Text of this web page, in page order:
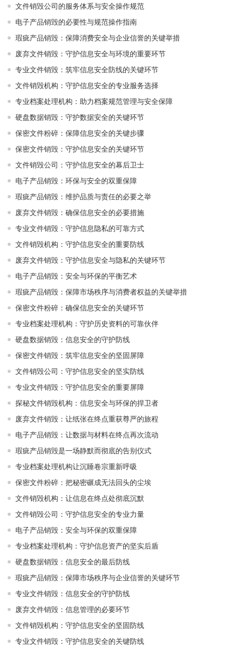
文件销毁公司的服务体系与安全操作规范
电子产品销毁的必要性与规范操作指南
瑕疵产品销毁：保障消费安全与企业信誉的关键举措
废弃文件销毁：守护信息安全与环境的重要环节
专业文件销毁：筑牢信息安全防线的关键环节
文件销毁机构：守护信息安全的专业服务选择
专业档案处理机构：助力档案规范管理与安全保障
硬盘数据销毁：守护数据安全的关键环节
保密文件粉碎：保障信息安全的关键步骤
保密文件销毁：守护信息安全的关键环节
文件销毁公司：守护信息安全的幕后卫士
电子产品销毁：环保与安全的双重保障
瑕疵产品销毁：维护品质与责任的必要之举
废弃文件销毁：确保信息安全的必要措施
专业文件销毁：守护信息隐私的可靠方式
文件销毁机构：守护信息安全的重要防线
废弃文件销毁：守护信息安全与隐私的关键环节
电子产品销毁：安全与环保的平衡艺术
瑕疵产品销毁：保障市场秩序与消费者权益的关键举措
保密文件粉碎：确保信息安全的关键环节
专业档案处理机构：守护历史资料的可靠伙伴
硬盘数据销毁：信息安全的守护防线
保密文件销毁：筑牢信息安全的坚固屏障
文件销毁公司：守护信息安全的坚实防线
专业文件销毁：守护信息安全的重要屏障
探秘文件销毁机构：信息安全与环保的捍卫者
废弃文件销毁：让纸张在终点重获尊严的旅程
电子产品销毁：让数据与材料在终点再次流动
瑕疵产品销毁是一场静默而彻底的告别仪式
专业档案处理机构让沉睡卷宗重新呼吸
保密文件粉碎：把秘密碾成无法回头的尘埃
文件销毁机构：让信息在终点处彻底沉默
文件销毁公司：守护信息安全的专业力量
电子产品销毁：安全与环保的双重保障
专业档案处理机构：守护信息资产的坚实后盾
硬盘数据销毁：信息安全的最后防线
瑕疵产品销毁：保障市场秩序与企业信誉的关键环节
专业文件销毁：信息安全的守护防线
废弃文件销毁：信息管理的必要环节
文件销毁机构：守护信息安全的坚固防线
专业文件销毁：守护信息安全的关键防线